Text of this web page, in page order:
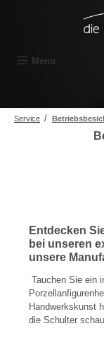
Menu
Service /
Entdecken
bei unseren
unsere
Tauchen Sie ein
Handwerkskunst
die Schulter